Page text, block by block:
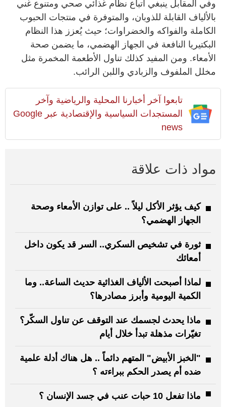
وفي المقابل ينبغي اتباع نظام غذائي صحي ومتنوع غني
بالألياف القابلة للذوبان، والمتوفرة في منتجات الحبوب
الكاملة والفواكه والخضراوات؛ حيث يُعزز هذا النظام
البكتيريا النافعة في الجهاز الهضمي، ما يضمن صحة
الأمعاء. ومن المفيد كذلك تناول الأطعمة المخمرة مثل
مخلل الملفوف والزبادي واللبن الرائب.
تابعوا آخر أخبارنا المحلية والرياضية وآخر
المستجدات السياسية والإقتصادية عبر Google
news
مواد ذات علاقة
كيف يؤثر الأكل ليلاً .. على توازن الأمعاء وصحة
الجهاز الهضمي؟
ثورة في تشخيص السكري.. السر قد يكون داخل
أمعائك
لماذا أصبحت الألياف الغذائية حديث الساعة.. وما
الكمية اليومية وأبرز مصادرها؟
ماذا يحدث لجسمك عند التوقف عن تناول السكّر؟
تغيّرات مذهلة تبدأ خلال أيام
"الخبز الأبيض" المتهم دائماً .. هل هناك أدلة علمية
ضده أم يصدر الحكم ببراءته ؟
ماذا تفعل 10 حبات عنب في جسد الإنسان ؟